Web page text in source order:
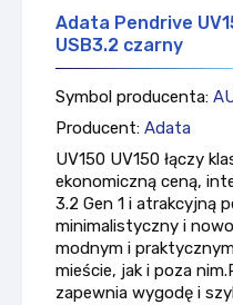
Adata Pendrive
USB3.2 czarny
Symbol producenta:
Producent: Adata
UV150 UV150 łączy
ekonomiczną ceną,
3.2 Gen 1 i atrakcyjną
minimalistyczny i
modnym i
mieście, jak i poza
zapewnia wygodę i